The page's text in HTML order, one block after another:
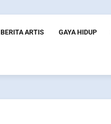
BERITA ARTIS GAYA HIDUP